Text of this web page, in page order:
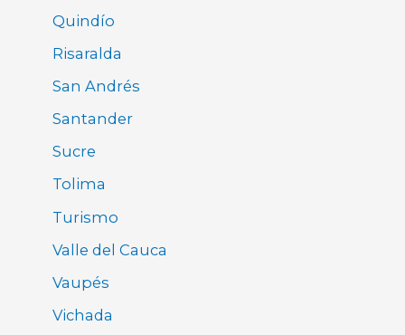
Quindío
Risaralda
San Andrés
Santander
Sucre
Tolima
Turismo
Valle del Cauca
Vaupés
Vichada